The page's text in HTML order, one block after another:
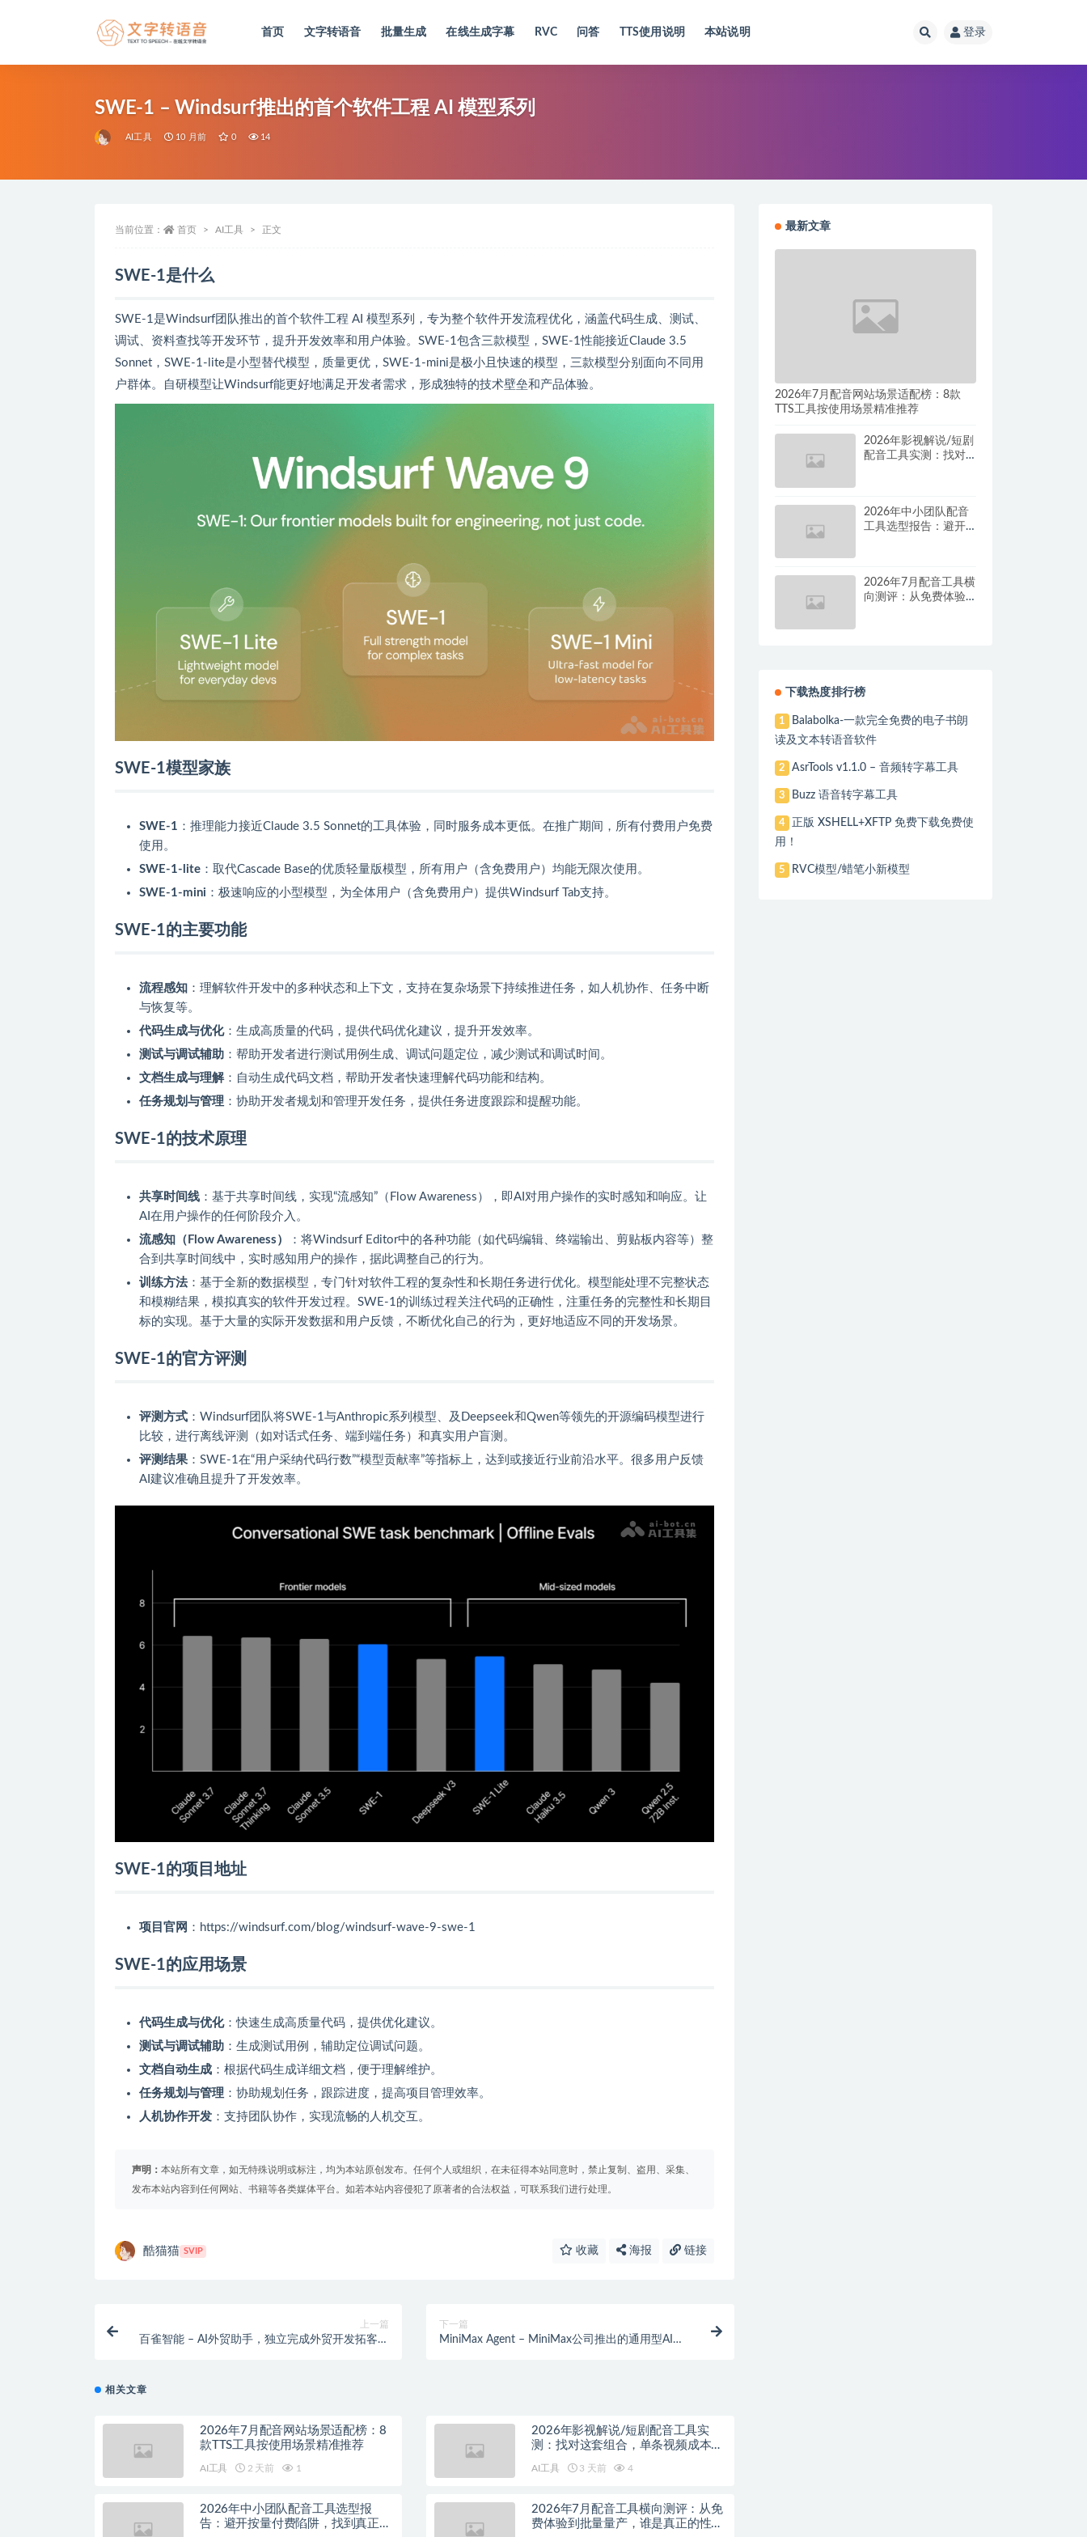
首页 文字转语音 批量生成 在线生成字幕 RVC 问答 TTS使用说明 本站说明 登录
SWE-1 – Windsurf推出的首个软件工程 AI 模型系列
AI工具 10 月前 0 14
当前位置： 首页 AI工具 正文
SWE-1是什么
SWE-1是Windsurf团队推出的首个软件工程 AI 模型系列，专为整个软件开发流程优化，涵盖代码生成、测试、
调试、资料查找等开发环节，提升开发效率和用户体验。SWE-1包含三款模型，SWE-1性能接近Claude 3.5
Sonnet，SWE-1-lite是小型替代模型，质量更优，SWE-1-mini是极小且快速的模型，三款模型分别面向不同用
户群体。自研模型让Windsurf能更好地满足开发者需求，形成独特的技术壁垒和产品体验。
SWE-1模型家族
SWE-1 ：推理能力接近Claude 3.5 Sonnet的工具体验，同时服务成本更低。在推广期间，所有付费用户免费
使用。
SWE-1-lite ：取代Cascade Base的优质轻量版模型，所有用户（含免费用户）均能无限次使用。
SWE-1-mini ：极速响应的小型模型，为全体用户（含免费用户）提供Windsurf Tab支持。
SWE-1的主要功能
流程感知 ：理解软件开发中的多种状态和上下文，支持在复杂场景下持续推进任务，如人机协作、任务中断
与恢复等。
代码生成与优化：生成高质量的代码，提供代码优化建议，提升开发效率。
测试与调试辅助 ：帮助开发者进行测试用例生成、调试问题定位，减少测试和调试时间。
文档生成与理解：自动生成代码文档，帮助开发者快速理解代码功能和结构。
任务规划与管理 ：协助开发者规划和管理开发任务，提供任务进度跟踪和提醒功能。
SWE-1的技术原理
共享时间线 ：基于共享时间线，实现“流感知”（Flow Awareness），即AI对用户操作的实时感知和响应。让
AI在用户操作的任何阶段介入。
流感知（Flow Awareness）
：将Windsurf Editor中的各种功能（如代码编辑、终端输出、剪贴板内容等）整
合到共享时间线中，实时感知用户的操作，据此调整自己的行为。
训练方法：基于全新的数据模型，专门针对软件工程的复杂性和长期任务进行优化。模型能处理不完整状态
和模糊结果，模拟真实的软件开发过程。SWE-1的训练过程关注代码的正确性，注重任务的完整性和长期目
标的实现。基于大量的实际开发数据和用户反馈，不断优化自己的行为，更好地适应不同的开发场景。
SWE-1的官方评测
评测方式 ：Windsurf团队将SWE-1与Anthropic系列模型、及Deepseek和Qwen等领先的开源编码模型进行
比较，进行离线评测（如对话式任务、端到端任务）和真实用户盲测。
评测结果 ：SWE-1在“用户采纳代码行数”“模型贡献率”等指标上，达到或接近行业前沿水平。很多用户反馈
AI建议准确且提升了开发效率。
SWE-1的项目地址
项目官网 ：https://windsurf.com/blog/windsurf-wave-9-swe-1
SWE-1的应用场景
代码生成与优化：快速生成高质量代码，提供优化建议。
测试与调试辅助 ：生成测试用例，辅助定位调试问题。
文档自动生成 ：根据代码生成详细文档，便于理解维护。
任务规划与管理 ：协助规划任务，跟踪进度，提高项目管理效率。
人机协作开发 ：支持团队协作，实现流畅的人机交互。
声明： 本站所有文章，如无特殊说明或标注，均为本站原创发布。任何个人或组织，在未征得本站同意时，禁止复制、盗用、采集、
发布本站内容到任何网站、书籍等各类媒体平台。如若本站内容侵犯了原著者的合法权益，可联系我们进行处理。
酷猫猫 SVIP 收藏 海报 链接
上一篇
百雀智能 – AI外贸助手，独立完成外贸开发拓客全
下一篇
MiniMax Agent – MiniMax公司推出的通用型AI
相关文章
2026年7月配音网站场景适配榜：8
款TTS工具按使用场景精准推荐
AI工具 2 天前 1
2026年影视解说/短剧配音工具实
测：找对这套组合，单条视频成本直
AI工具 3 天前 4
2026年中小团队配音工具选型报
告：避开按量付费陷阱，找到真正的
2026年7月配音工具横向测评：从免
费体验到批量量产，谁是真正的性价
最新文章
2026年7月配音网站场景适配榜：8款
TTS工具按使用场景精准推荐
2026年影视解说/短剧
配音工具实测：找对
2026年中小团队配音
工具选型报告：避开
2026年7月配音工具横
向测评：从免费体验
下载热度排行榜
1
Balabolka-一款完全免费的电子书朗
读及文本转语音软件
2 AsrTools v1.1.0 – 音频转字幕工具
3 Buzz 语音转字幕工具
4
正版 XSHELL+XFTP 免费下载免费使
用！
5 RVC模型/蜡笔小新模型